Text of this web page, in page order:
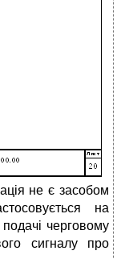
не є засобом
на
черговому
сигналу про